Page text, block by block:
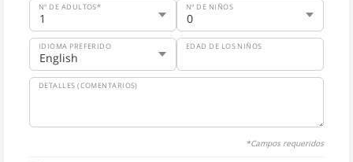
Nº DE ADULTOS* Nº DE NIÑOS
IDIOMA PREFERIDO EDAD DE LOS NIÑOS
DETALLES (COMENTARIOS)
*Campos requeridos